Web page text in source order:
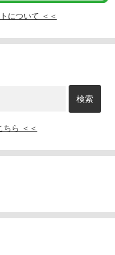
について ＜＜
ちら ＜＜